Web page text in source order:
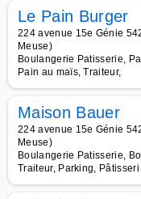
Le Pain Burger
224 avenue 15e Génie
Meuse)
Boulangerie Patisserie,
Pain au maïs, Traiteur,
Maison Bauer
224 avenue 15e Génie
Meuse)
Boulangerie Patisserie,
Traiteur, Parking, Pâtisseri